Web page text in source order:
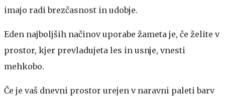
imajo radi brezčasnost in udobje.
Eden najboljših načinov uporabe žameta je, če želite v
prostor, kjer prevladujeta les in usnje, vnesti
mehkobo.
Če je vaš dnevni prostor urejen v naravni paleti barv